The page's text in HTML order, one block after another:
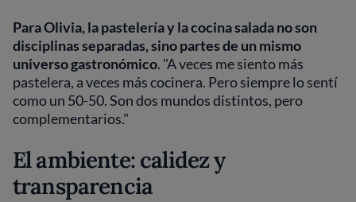
Para Olivia, la pastelería y la cocina salada no son
disciplinas separadas, sino partes de un mismo
universo gastronómico. "A veces me siento más
pastelera, a veces más cocinera. Pero siempre lo sentí
como un 50-50. Son dos mundos distintos, pero
complementarios."
El ambiente: calidez y
transparencia